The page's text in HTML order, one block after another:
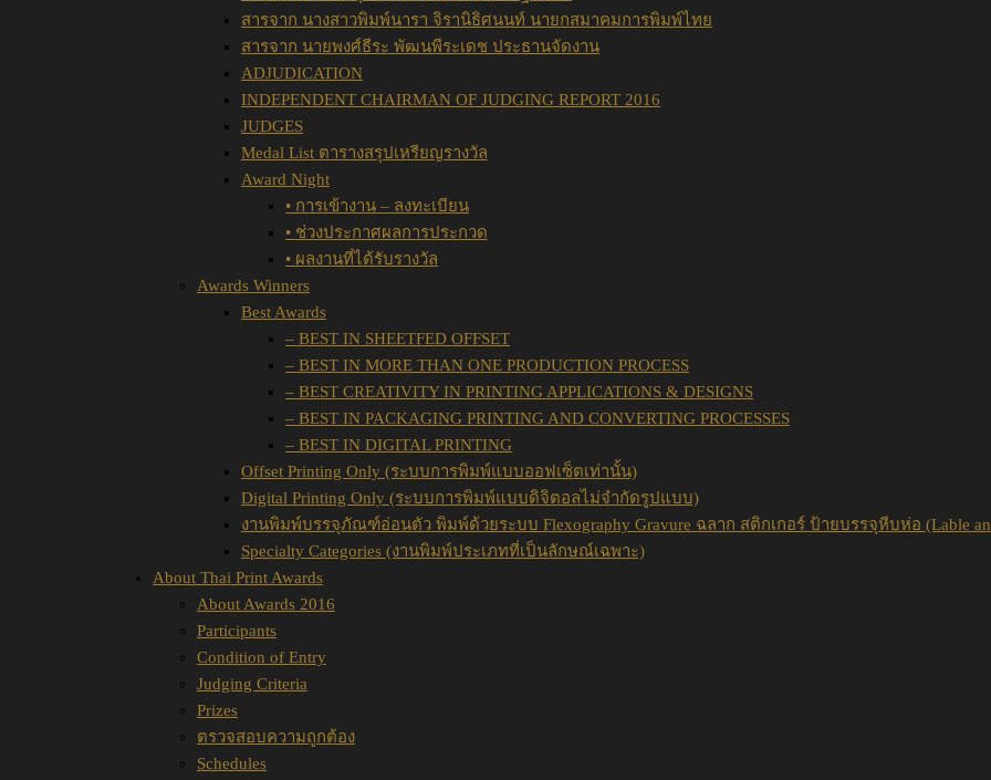
สารจาก นางสาวพิมพ์นารา จิรานิธิศนนท์ นายกสมาคมการพิมพ์ไทย
สารจาก นายพงศ์ธีระ พัฒนพีระเดช ประธานจัดงาน
ADJUDICATION
INDEPENDENT CHAIRMAN OF JUDGING REPORT 2016
JUDGES
Medal List ตารางสรุปเหรียญรางวัล
Award Night
• การเข้างาน – ลงทะเบียน
• ช่วงประกาศผลการประกวด
• ผลงานที่ได้รับรางวัล
Awards Winners
Best Awards
– BEST IN SHEETFED OFFSET
– BEST IN MORE THAN ONE PRODUCTION PROCESS
– BEST CREATIVITY IN PRINTING APPLICATIONS & DESIGNS
– BEST IN PACKAGING PRINTING AND CONVERTING PROCESSES
– BEST IN DIGITAL PRINTING
Offset Printing Only (ระบบการพิมพ์แบบออฟเซ็ตเท่านั้น)
Digital Printing Only (ระบบการพิมพ์แบบดิจิตอลไม่จำกัดรูปแบบ)
งานพิมพ์บรรจุภัณฑ์อ่อนตัว พิมพ์ด้วยระบบ Flexography Gravure ฉลาก สติกเกอร์ ป้ายบรรจุหีบห่อ (Lable
Specialty Categories (งานพิมพ์ประเภทที่เป็นลักษณ์เฉพาะ)
About Thai Print Awards
About Awards 2016
Participants
Condition of Entry
Judging Criteria
Prizes
ตรวจสอบความถูกต้อง
Schedules